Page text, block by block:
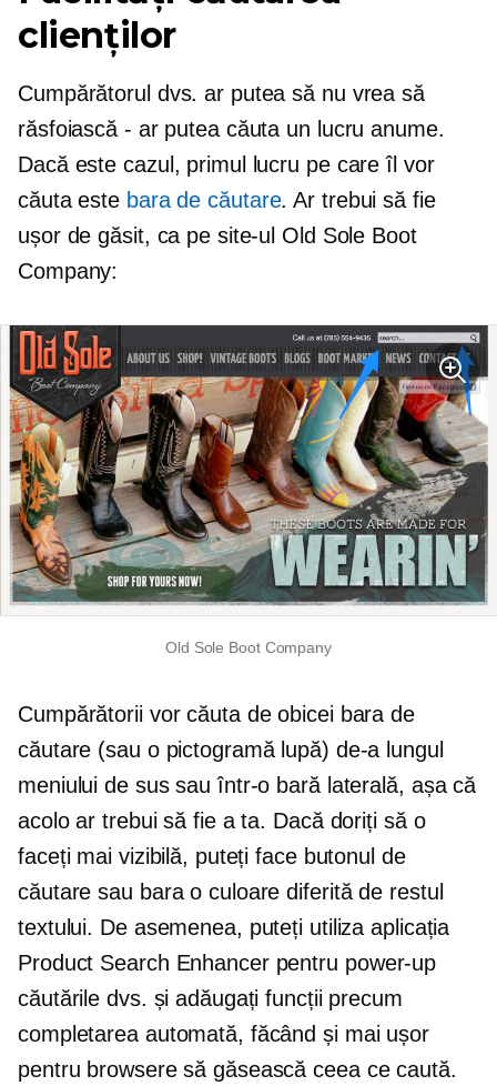
clienților
Cumpărătorul dvs. ar putea să nu vrea să
răsfoiască - ar putea căuta un lucru anume.
Dacă este cazul, primul lucru pe care îl vor
căuta este bara de căutare. Ar trebui să fie
ușor de găsit, ca pe site-ul Old Sole Boot
Company:
Old Sole Boot Company
Cumpărătorii vor căuta de obicei bara de
căutare (sau o pictogramă lupă) de-a lungul
meniului de sus sau într-o bară laterală, așa că
acolo ar trebui să fie a ta. Dacă doriți să o
faceți mai vizibilă, puteți face butonul de
căutare sau bara o culoare diferită de restul
textului. De asemenea, puteți utiliza aplicația
Product Search Enhancer pentru power-up
căutările dvs. și adăugați funcții precum
completarea automată, făcând și mai ușor
pentru browsere să găsească ceea ce caută.